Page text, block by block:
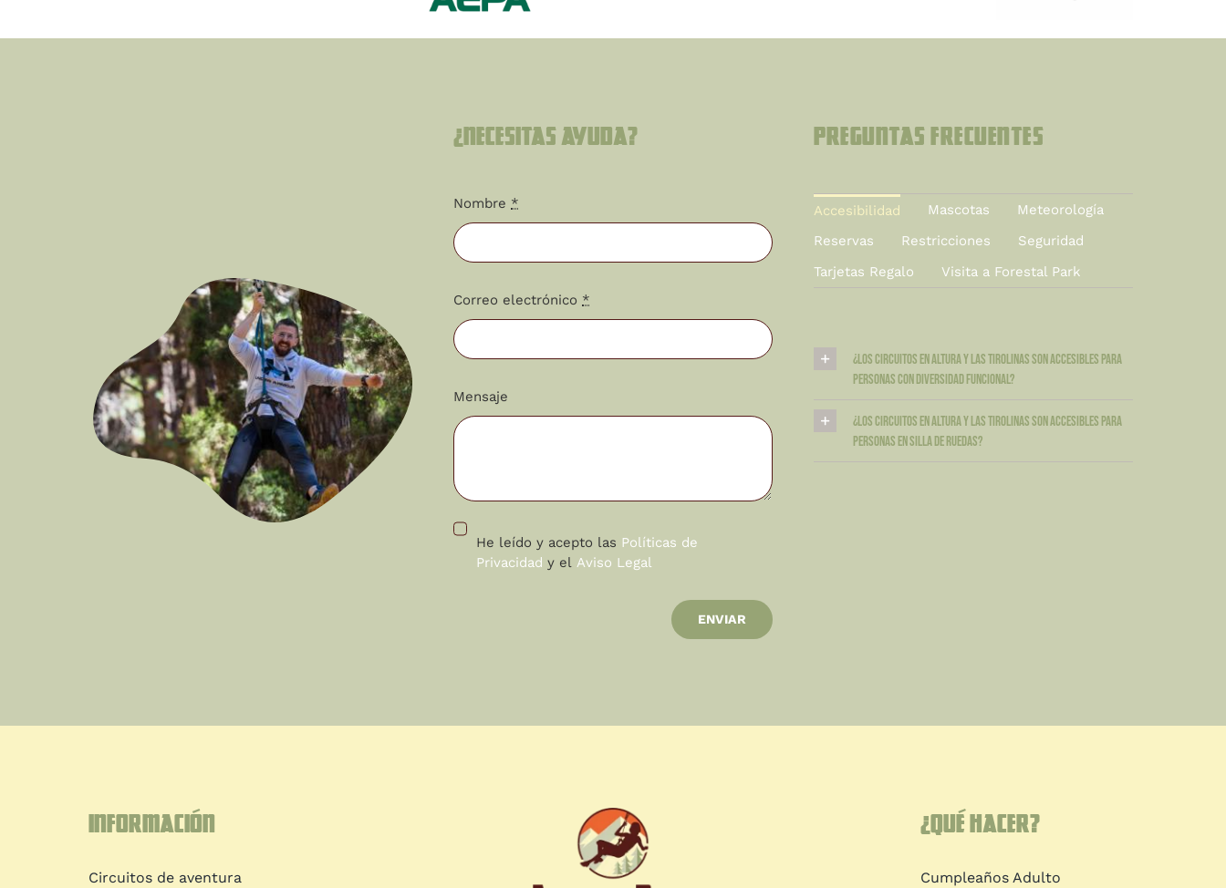
¿Necesitas ayuda?
Nombre *
Correo electrónico *
Mensaje
He leído y acepto las Políticas de
Privacidad y elAviso Legal
ENVIAR
Preguntas Frecuentes
Accesibilidad Mascotas
Meteorología
Reservas
Restricciones
Seguridad
Tarjetas Regalo
Visita a Forestal Park
¿Los circuitos en altura y las tirolinas son accesibles para
personas con diversidad funcional?
¿Los circuitos en altura y las tirolinas son accesibles para
personas en silla de ruedas?
Información
Circuitos de aventura
¿Qué hacer?
Cumpleaños Adulto